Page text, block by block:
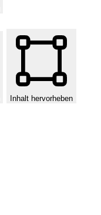
Inhalt hervorheben